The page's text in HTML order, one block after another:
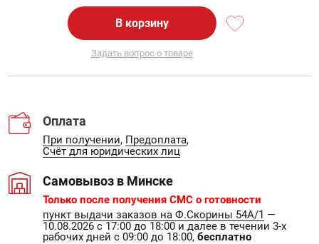
В корзину
Задать вопрос о товаре
Оплата
При получении, Предоплата,
Счёт для юридических лиц
Самовывоз в Минске
Только после получения СМС о готовности
пункт выдачи заказов на Ф.Скорины 54А/1 —
10.08.2026 с 17:00 до 18:00 и далее в течении 3-х
рабочих дней с 09:00 до 18:00, бесплатно